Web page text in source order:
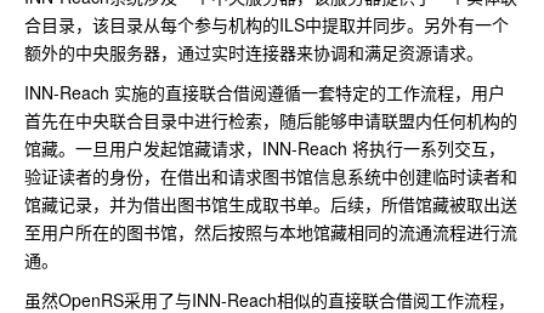
合目录，该目录从每个参与机构的ILS中提取并同步。另外有一个
额外的中央服务器，通过实时连接器来协调和满足资源请求。
INN-Reach 实施的直接联合借阅遵循一套特定的工作流程，用户
首先在中央联合目录中进行检索，随后能够申请联盟内任何机构的
馆藏。一旦用户发起馆藏请求，INN-Reach 将执行一系列交互，
验证读者的身份，在借出和请求图书馆信息系统中创建临时读者和
馆藏记录，并为借出图书馆生成取书单。后续，所借馆藏被取出送
至用户所在的图书馆，然后按照与本地馆藏相同的流通流程进行流
通。
虽然OpenRS采用了与INN-Reach相似的直接联合借阅工作流程，